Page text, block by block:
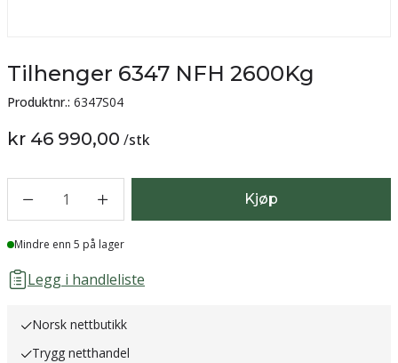
Tilhenger 6347 NFH 2600Kg
Produktnr.: 6347S04
kr 46 990,00 /stk
1 Kjøp
Lager
Mindre enn 5 på lager
Legg i handleliste
Norsk nettbutikk
Trygg netthandel